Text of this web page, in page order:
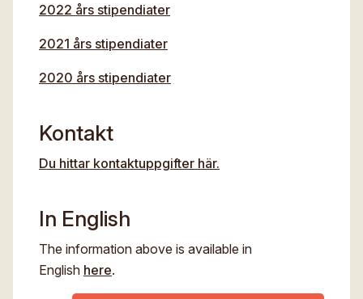
2022 års stipendiater
2021 års stipendiater
2020 års stipendiater
Kontakt
Du hittar kontaktuppgifter här.
In English
The information above is available in
English here.